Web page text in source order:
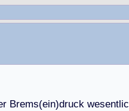
r Brems(ein)druck wesentlic